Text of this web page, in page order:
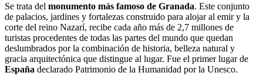
Se trata del monumento más famoso de Granada. Este conjunto
de palacios, jardines y fortalezas construido para alojar al emir y la
corte del reino Nazarí, recibe cada año más de 2,7 millones de
turistas procedentes de todas las partes del mundo que quedan
deslumbrados por la combinación de historia, belleza natural y
gracia arquitectónica que distingue al lugar. Fue el primer lugar de
España declarado Patrimonio de la Humanidad por la Unesco.